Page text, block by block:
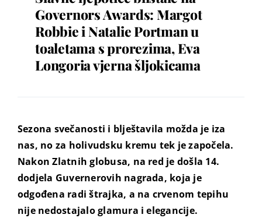
Governors Awards: Margot
Robbie i Natalie Portman u
toaletama s prorezima, Eva
Longoria vjerna šljokicama
Sezona svečanosti i blještavila možda je iza
nas, no za holivudsku kremu tek je započela.
Nakon Zlatnih globusa, na red je došla 14.
dodjela Guvernerovih nagrada, koja je
odgođena radi štrajka, a na crvenom tepihu
nije nedostajalo glamura i elegancije.